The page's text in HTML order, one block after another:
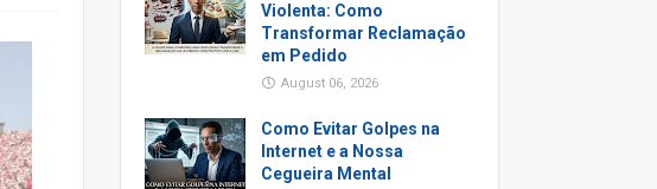
Violenta: Como
Transformar Reclamação
em Pedido
August 06, 2026
Como Evitar Golpes na
Internet e a Nossa
Cegueira Mental